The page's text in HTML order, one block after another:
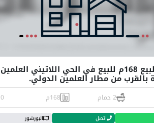
شقة للبيع 168م للبيع في الحي اللاتيني العلمين
بالقرب من مطار العلمين الدولي.
2 حمام 168م 0 ج.م
اتصل البورشور